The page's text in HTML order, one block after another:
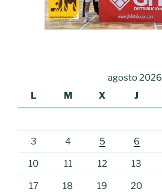
agosto 2026
L
M X J
3 4 5 6
10 11 12 13
17 18 19 20